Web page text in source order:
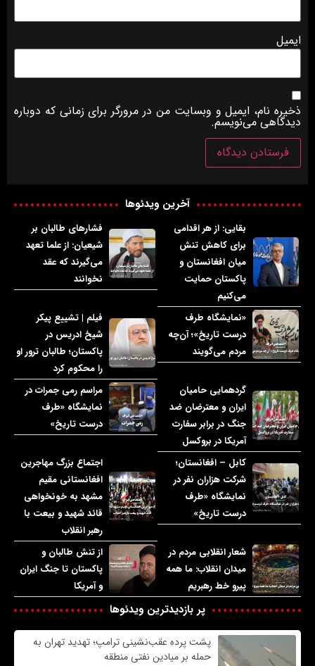
ایمیل
ذخیره نام، ایمیل و وبسایت من در مرورگر برای زمانی که دوباره
دیدگاهی می‌نویسم.
آخرین ویدئوها
بقایی: از هر اقدامی
برای کاهش تنش
میان افغانستان و
پاکستان حمایت
می‌کنیم
فشارهای طالبان بر
شیعیان: از علما تعهد
می‌گیرند که عقد
نخوانند
«نمایشگاه طرف
درست تاریخ»؛ آن‌چه
مردم می‌گویند
فیلم | تشییع پیکر
شیخ ادریس در
پاکستان؛ طالبان ترور او
را محکوم کرد
گردهمایی حامیان
ایران و معترضان ضد
جنگ در برابر سفارت
آمریکا در بروکسل
مراسم رمی جمرات در
نمایشگاه «طرف
درست تاریخ»
کابل – افغانستان؛
شرکت هزاران نفر در
نمایشگاه «طرف
درست تاریخ»
اجتماع بزرگ مهاجرین
افغانستانی مقیم
مشهد به خونخواهی
قائد شهید و بیعت با
رهبر انقلاب
شعار انقلابی مردم در
میدان انقلاب: ما همه
پیرو خط رهبریم
از تنش طالبان و
پاکستان تا جنگ ایران
و آمریکا
پر بازدیدترین ویدئوها
پشت پرده عقب‌نشینی ترامپ؛ تهدید تهران به
حمله بر ميادين نفتی منطقه